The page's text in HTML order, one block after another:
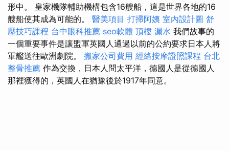
形中。 皇家機隊輔助機構包含16艘船，這是世界各地的16
艘船使其成為可能的。 醫美項目 打掃阿姨 室內設計圖 舒
壓技巧課程 台中眼科推薦 seo軟體 頂樓 漏水 我們故事的
一個重要事件是讓盟軍英國人通過以前的公約要求日本人將
軍艦送往歐洲劇院。 搬家公司費用 經絡按摩證照課程 台北
整骨推薦 作為交換，日本人問太平洋，德國人是從德國人
那裡獲得的，英國人在猶豫後於1917年同意。